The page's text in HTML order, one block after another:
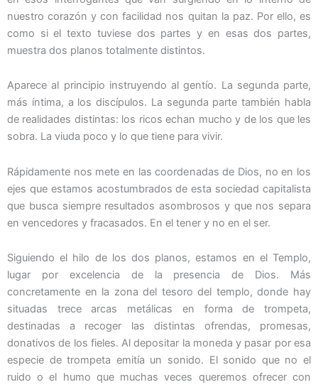
nuestro corazón y con facilidad nos quitan la paz. Por ello, es
como si el texto tuviese dos partes y en esas dos partes,
muestra dos planos totalmente distintos.
Aparece al principio instruyendo al gentío. La segunda parte,
más íntima, a los discípulos. La segunda parte también habla
de realidades distintas: los ricos echan mucho y de los que les
sobra. La viuda poco y lo que tiene para vivir.
Rápidamente nos mete en las coordenadas de Dios, no en los
ejes que estamos acostumbrados de esta sociedad capitalista
que busca siempre resultados asombrosos y que nos separa
en vencedores y fracasados. En el tener y no en el ser.
Siguiendo el hilo de los dos planos, estamos en el Templo,
lugar por excelencia de la presencia de Dios. Más
concretamente en la zona del tesoro del templo, donde hay
situadas trece arcas metálicas en forma de trompeta,
destinadas a recoger las distintas ofrendas, promesas,
donativos de los fieles. Al depositar la moneda y pasar por esa
especie de trompeta emitía un sonido. El sonido que no el
ruido o el humo que muchas veces queremos ofrecer con